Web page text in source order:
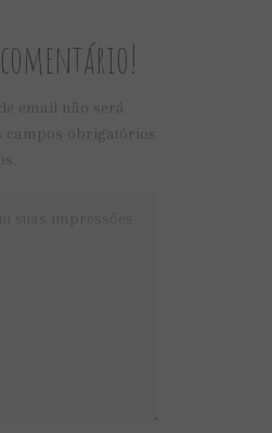
comentário!
email não será
campos obrigatórios